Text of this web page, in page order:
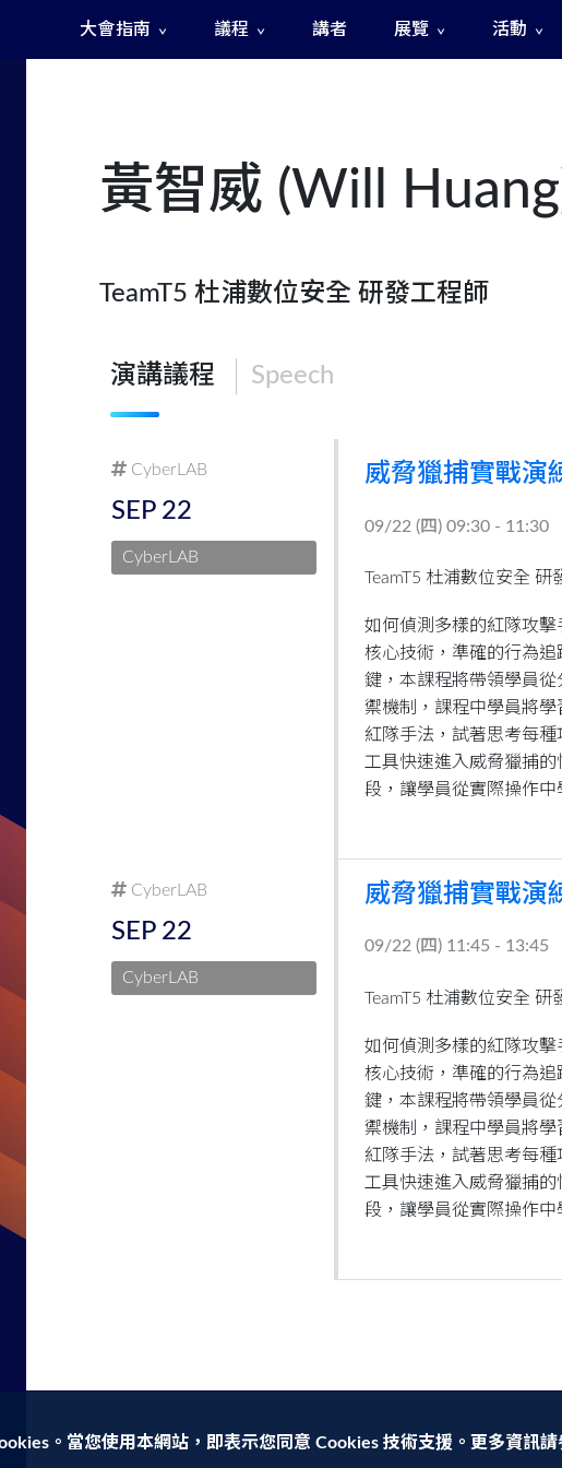
大會指南 議程 講者 展覽 活動
。當您使用本網站，即表示您同意 Cookies 技術支援。更多資訊請
黃智威 (Will
TeamT5 杜浦數位安全 研發工程師
演講議程 Speech
CyberLAB
SEP 22
CyberLAB
威脅獵捕實戰演
09/22 (四 ) 09:30 - 11:30
TeamT5 杜浦數位安全 研
如何偵測多樣的紅隊攻擊
核心技術，準確的行為
鍵，本課程將帶領學員
禦機制，課程中學員將
紅隊手法，試著思考每
工具快速進入威脅獵捕
段，讓學員從實際操作中
CyberLAB
SEP 22
CyberLAB
威脅獵捕實戰演
09/22 (四 ) 11:45 - 13:45
TeamT5 杜浦數位安全 研
如何偵測多樣的紅隊攻擊
核心技術，準確的行為
鍵，本課程將帶領學員
禦機制，課程中學員將
紅隊手法，試著思考每
工具快速進入威脅獵捕
段，讓學員從實際操作中